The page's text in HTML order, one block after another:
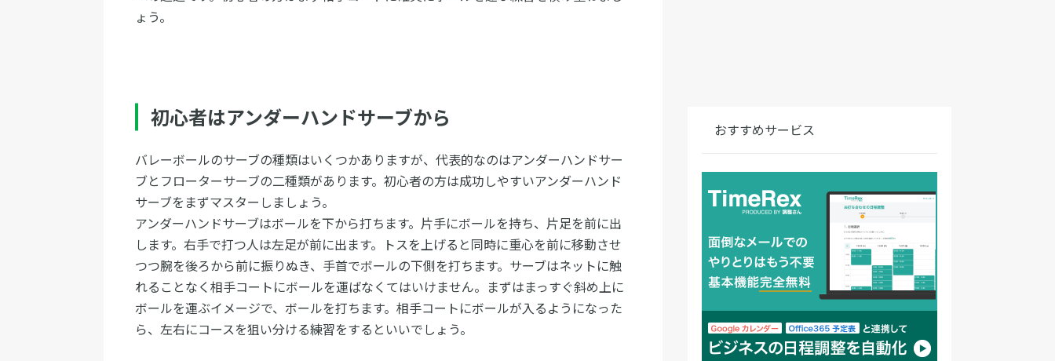
ょう。
初心者はアンダーハンドサーブから
バレーボールのサーブの種類はいくつかありますが、代表的なのはアンダーハンドサー
ブとフローターサーブの二種類があります。初心者の方は成功しやすいアンダーハンド
サーブをまずマスターしましょう。
アンダーハンドサーブはボールを下から打ちます。片手にボールを持ち、片足を前に出
します。右手で打つ人は左足が前に出ます。トスを上げると同時に重心を前に移動させ
つつ腕を後ろから前に振りぬき、手首でボールの下側を打ちます。サーブはネットに触
れることなく相手コートにボールを運ばなくてはいけません。まずはまっすぐ斜め上に
ボールを運ぶイメージで、ボールを打ちます。相手コートにボールが入るようになった
ら、左右にコースを狙い分ける練習をするといいでしょう。
おすすめサービス